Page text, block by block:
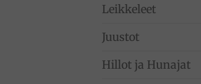
Leikkeleet
Juustot
Hillot ja Hunajat